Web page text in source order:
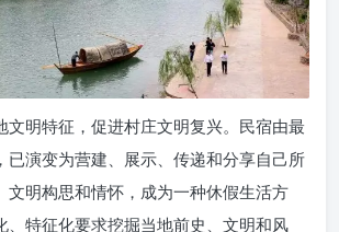
文明特征，促进村庄文明复兴。民宿由最
已演变为营建、展示、传递和分享自己所
文明构思和情怀，成为一种休假生活方
、特征化要求挖掘当地前史、文明和风